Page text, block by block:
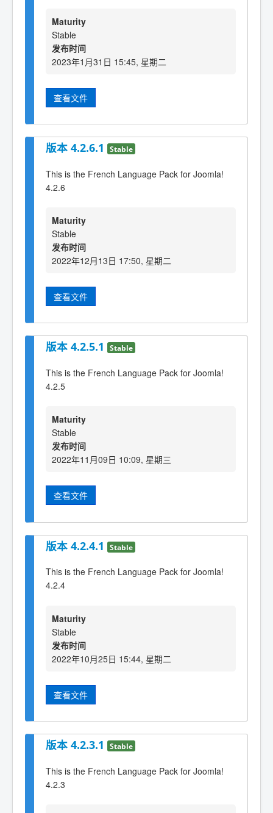
Maturity
Stable
发布时间
2023年1月31日 15:45, 星期二
查看文件
版本 4.2.6.1 Stable
This is the French Language Pack for Joomla!
4.2.6
Maturity
Stable
发布时间
2022年12月13日 17:50, 星期二
查看文件
版本 4.2.5.1 Stable
This is the French Language Pack for Joomla!
4.2.5
Maturity
Stable
发布时间
2022年11月09日 10:09, 星期三
查看文件
版本 4.2.4.1 Stable
This is the French Language Pack for Joomla!
4.2.4
Maturity
Stable
发布时间
2022年10月25日 15:44, 星期二
查看文件
版本 4.2.3.1 Stable
This is the French Language Pack for Joomla!
4.2.3